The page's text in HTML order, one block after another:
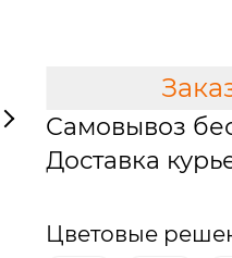
Самовывоз
Доставка
Цветовые